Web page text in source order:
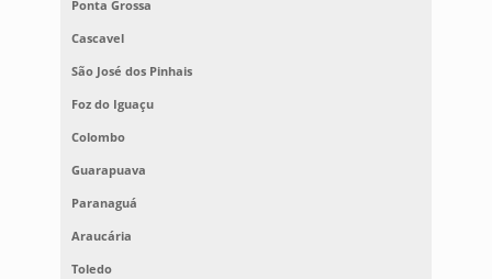
Ponta Grossa
Cascavel
São José dos Pinhais
Foz do Iguaçu
Colombo
Guarapuava
Paranaguá
Araucária
Toledo